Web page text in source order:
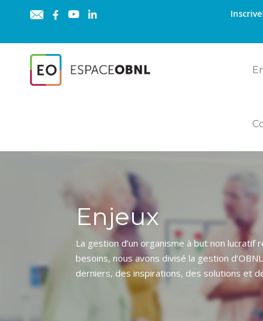
Enjeux
La gestion d’un organisme à but non
besoins, nous avons divisé la gestion
derniers, des inspirations, des solutions et